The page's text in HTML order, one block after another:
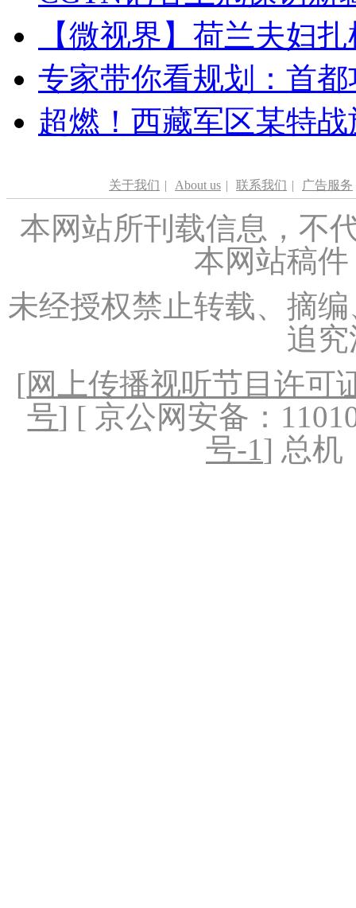
【微视界】荷兰夫妇
专家带你看规划：首
超燃！西藏军区某特
关于我们 | About us | 联系我们 | 广告服务
本网站所刊载信息，不
本网站稿
未经授权禁止转载、摘
追
[网上传播视听节目许可
号] [ 京公网安备：
号-1] 总机